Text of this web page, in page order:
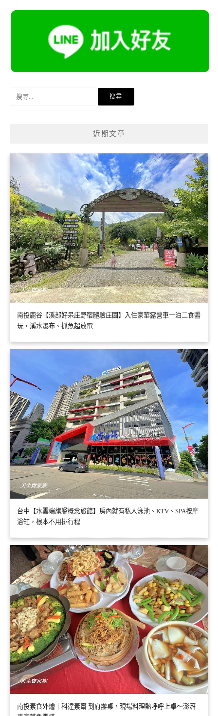
近期文章
南投鹿谷【溪部好呆庄野宿體驗庄園】入住豪華露營車一泊二食醬
玩，溪水瀑布、抓魚超放電
台中【水雲端旗艦概念旅館】房內就有私人泳池、KTV、SPA按摩
浴缸，根本不用排行程
南投素食外燴｜科達素齋 到府辦桌，現場料理熱呼呼上桌～澎湃